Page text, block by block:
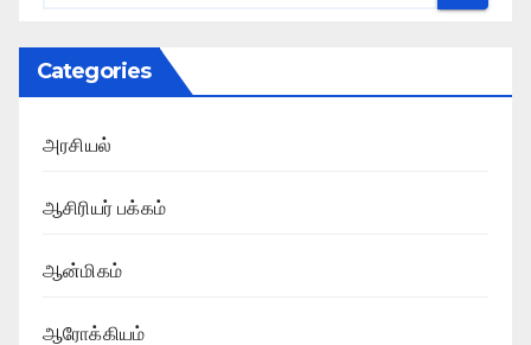
Categories
அரசியல்
ஆசிரியர் பக்கம்
ஆன்மிகம்
ஆரோக்கியம்